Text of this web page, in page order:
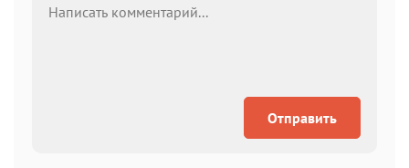
Отправить